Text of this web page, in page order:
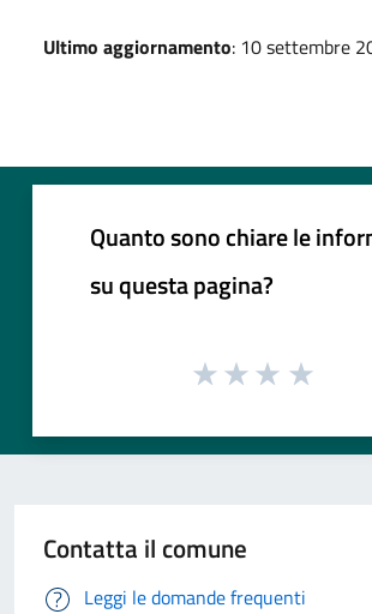
Ultimo aggiornamento: 10 settembre
Quanto sono chiare le
su questa pagina?
Contatta il comune
Leggi le domande frequenti